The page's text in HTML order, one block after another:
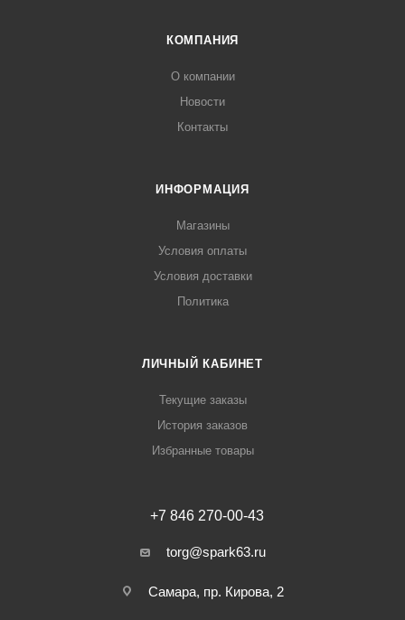
КОМПАНИЯ
О компании
Новости
Контакты
ИНФОРМАЦИЯ
Магазины
Условия оплаты
Условия доставки
Политика
ЛИЧНЫЙ КАБИНЕТ
Текущие заказы
История заказов
Избранные товары
+7 846 270-00-43
torg@spark63.ru
Самара, пр. Кирова, 2